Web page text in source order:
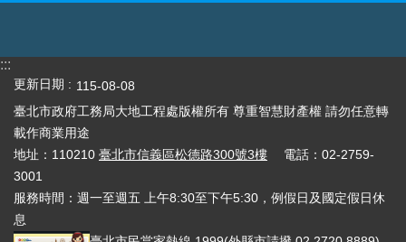
:::
更新日期
115-08-08
臺北市政府工務局大地工程處版權所有 尊重智慧財產權 請勿任意轉
載作商業用途
地址：110210 臺北市信義區松德路300號3樓 電話：02-2759-
3001
服務時間：週一至週五 上午8:30至下午5:30，例假日及國定假日休
息